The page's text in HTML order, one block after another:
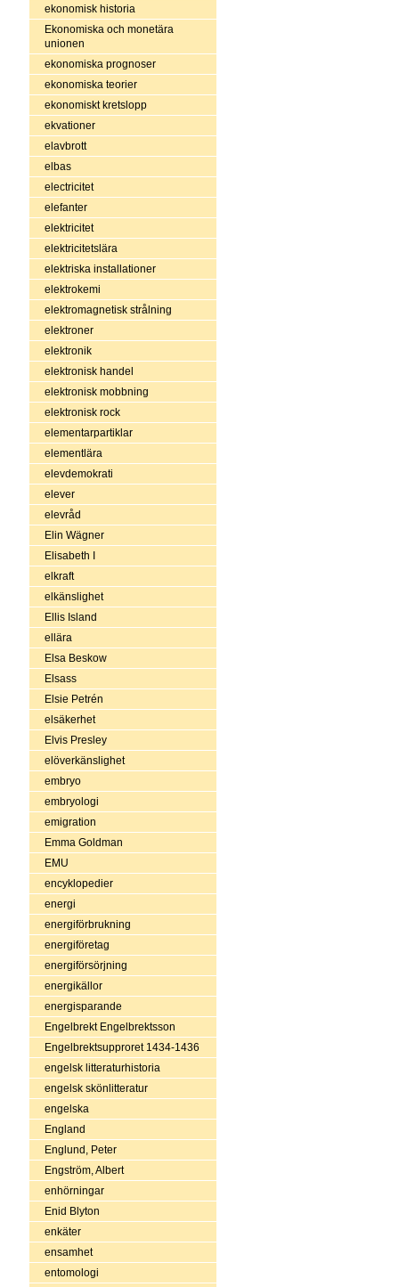
ekonomisk historia
Ekonomiska och monetära
unionen
ekonomiska prognoser
ekonomiska teorier
ekonomiskt kretslopp
ekvationer
elavbrott
elbas
electricitet
elefanter
elektricitet
elektricitetslära
elektriska installationer
elektrokemi
elektromagnetisk strålning
elektroner
elektronik
elektronisk handel
elektronisk mobbning
elektronisk rock
elementarpartiklar
elementlära
elevdemokrati
elever
elevråd
Elin Wägner
Elisabeth I
elkraft
elkänslighet
Ellis Island
ellära
Elsa Beskow
Elsass
Elsie Petrén
elsäkerhet
Elvis Presley
elöverkänslighet
embryo
embryologi
emigration
Emma Goldman
EMU
encyklopedier
energi
energiförbrukning
energiföretag
energiförsörjning
energikällor
energisparande
Engelbrekt Engelbrektsson
Engelbrektsupproret 1434-1436
engelsk litteraturhistoria
engelsk skönlitteratur
engelska
England
Englund, Peter
Engström, Albert
enhörningar
Enid Blyton
enkäter
ensamhet
entomologi